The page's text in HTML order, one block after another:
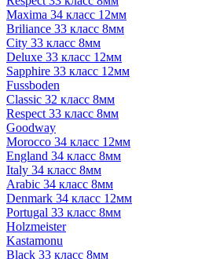
Maxima 34 класс 12мм
Briliance 33 класс 8мм
City 33 класс 8мм
Deluxe 33 класс 12мм
Sapphire 33 класс 12мм
Fussboden
Classic 32 класс 8мм
Respect 33 класс 8мм
Goodway
Morocco 34 класс 12мм
England 34 класс 8мм
Italy 34 класс 8мм
Arabic 34 класс 8мм
Denmark 34 класс 12мм
Portugal 33 класс 8мм
Holzmeister
Kastamonu
Black 33 класс 8мм